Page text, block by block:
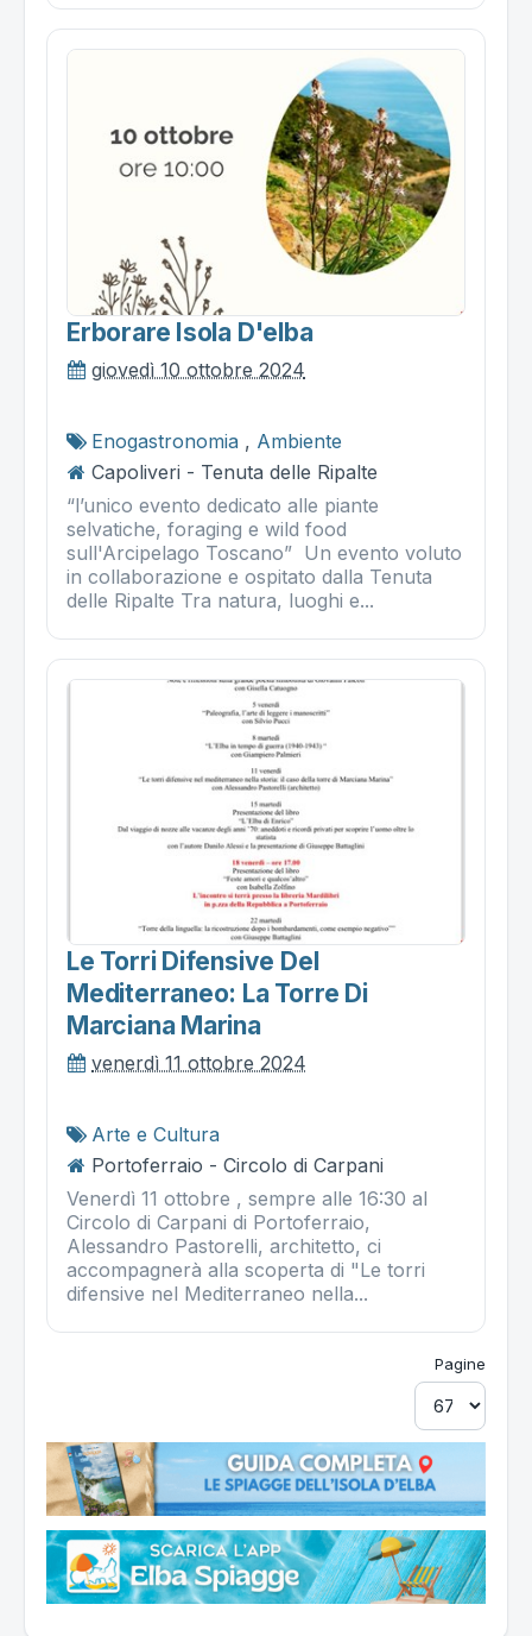
Erborare Isola D'elba
giovedì 10 ottobre 2024
Enogastronomia , Ambiente
Capoliveri - Tenuta delle Ripalte
“l’unico evento dedicato alle piante
selvatiche, foraging e wild food
sull'Arcipelago Toscano” Un evento voluto
in collaborazione e ospitato dalla Tenuta
delle Ripalte Tra natura, luoghi e...
Le Torri Difensive Del
Mediterraneo: La Torre Di
Marciana Marina
venerdì 11 ottobre 2024
Arte e Cultura
Portoferraio - Circolo di Carpani
Venerdì 11 ottobre , sempre alle 16:30 al
Circolo di Carpani di Portoferraio,
Alessandro Pastorelli, architetto, ci
accompagnerà alla scoperta di "Le torri
difensive nel Mediterraneo nella...
Pagine